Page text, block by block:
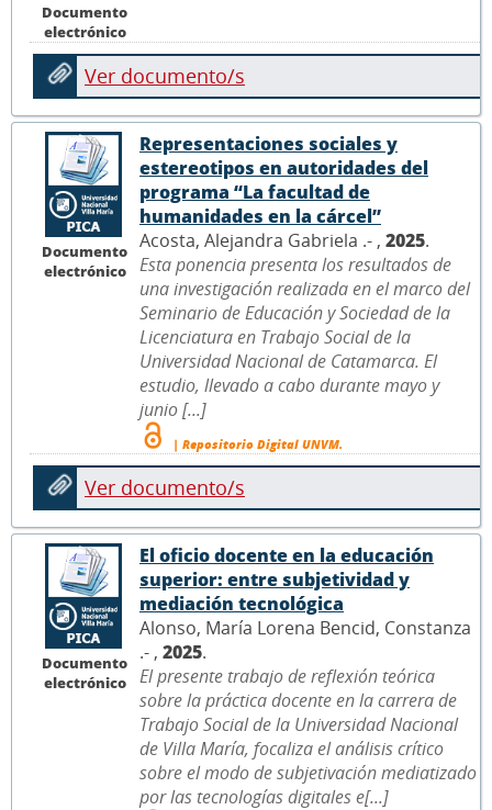
Documento
electrónico
Ver documento/s
Documento
electrónico
Representaciones sociales y
estereotipos en autoridades del
programa “La facultad de
humanidades en la cárcel”
Acosta, Alejandra Gabriela .- , 2025.
Esta ponencia presenta los resultados de
una investigación realizada en el marco del
Seminario de Educación y Sociedad de la
Licenciatura en Trabajo Social de la
Universidad Nacional de Catamarca. El
estudio, llevado a cabo durante mayo y
junio [...]
| Repositorio Digital UNVM.
Ver documento/s
Documento
electrónico
El oficio docente en la educación
superior: entre subjetividad y
mediación tecnológica
Alonso, María Lorena Bencid, Constanza
.- , 2025.
El presente trabajo de reflexión teórica
sobre la práctica docente en la carrera de
Trabajo Social de la Universidad Nacional
de Villa María, focaliza el análisis crítico
sobre el modo de subjetivación mediatizado
por las tecnologías digitales e[...]